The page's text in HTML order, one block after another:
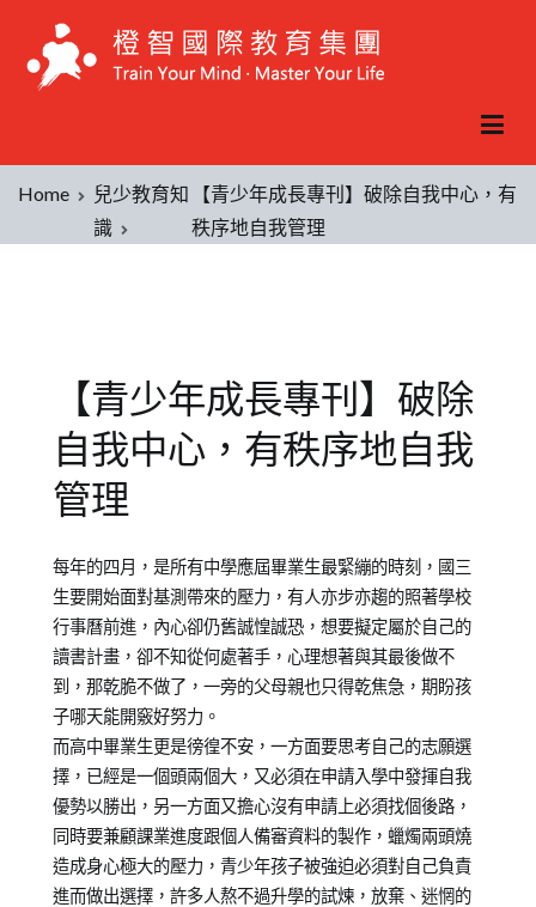
Home
兒少教育知
識
【青少年成長專刊】破除自我中心，有
秩序地自我管理
【青少年成長專刊】破除
自我中心，有秩序地自我
管理
Posted
on
2013-
04-
16
Posted
in
兒
少
教
育
知
識
Tagged
教
養
培
育
每年的四月，是所有中學應屆畢業生最緊繃的時刻，國三
生要開始面對基測帶來的壓力，有人亦步亦趨的照著學校
行事曆前進，內心卻仍舊誠惶誠恐，想要擬定屬於自己的
讀書計畫，卻不知從何處著手，心理想著與其最後做不
到，那乾脆不做了，一旁的父母親也只得乾焦急，期盼孩
子哪天能開竅好努力。
而高中畢業生更是徬徨不安，一方面要思考自己的志願選
擇，已經是一個頭兩個大，又必須在申請入學中發揮自我
優勢以勝出，另一方面又擔心沒有申請上必須找個後路，
同時要兼顧課業進度跟個人備審資料的製作，蠟燭兩頭燒
造成身心極大的壓力，青少年孩子被強迫必須對自己負責
進而做出選擇，許多人熬不過升學的試煉，放棄、迷惘的